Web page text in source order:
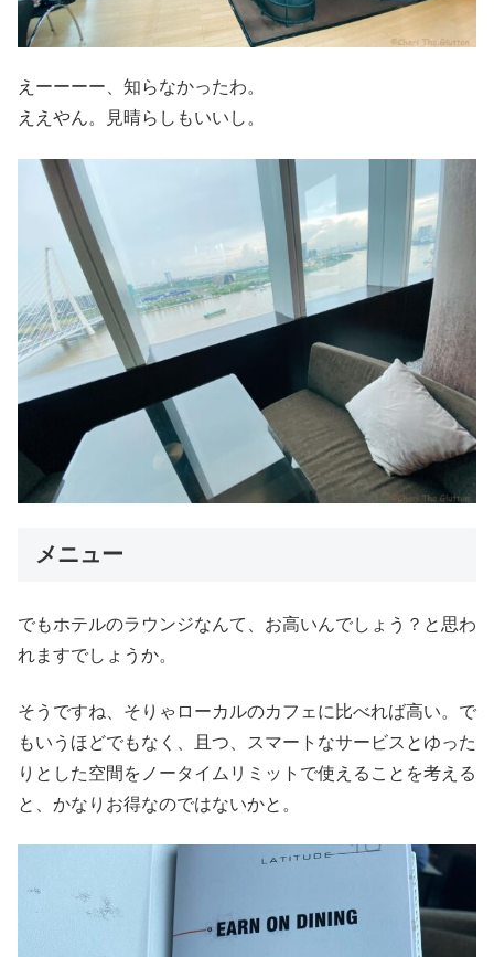
えーーーー、知らなかったわ。
ええやん。見晴らしもいいし。
メニュー
でもホテルのラウンジなんて、お高いんでしょう？と思わ
れますでしょうか。
そうですね、そりゃローカルのカフェに比べれば高い。で
もいうほどでもなく、且つ、スマートなサービスとゆった
りとした空間をノータイムリミットで使えることを考える
と、かなりお得なのではないかと。